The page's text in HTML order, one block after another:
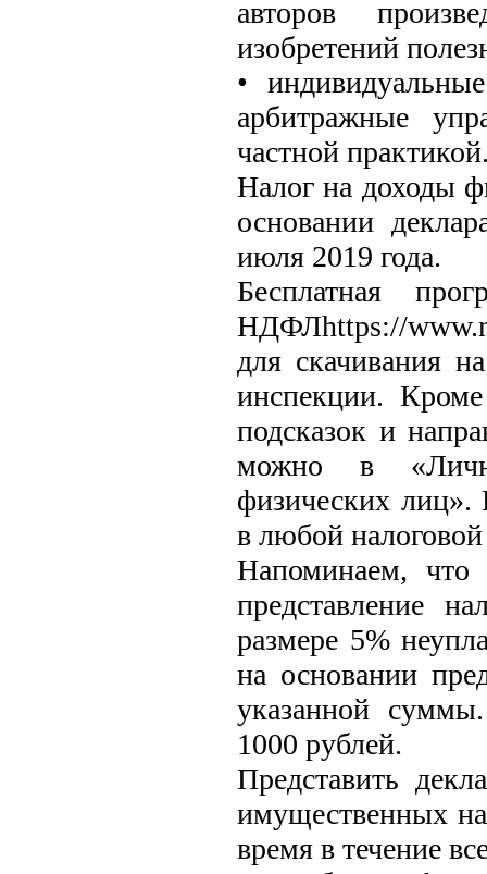
авторов
изобретений
•
арбитражные
частной
Налог на доходы
основании
июля 2019 года.
Бесплатная
НДФЛhttps://
для скачивания
инспекции.
подсказок и
можно в
физических лиц».
в любой
Напоминаем, что
представление
размере 5%
на основании
указанной
1000 рублей.
Представить
имущественных
время в течение